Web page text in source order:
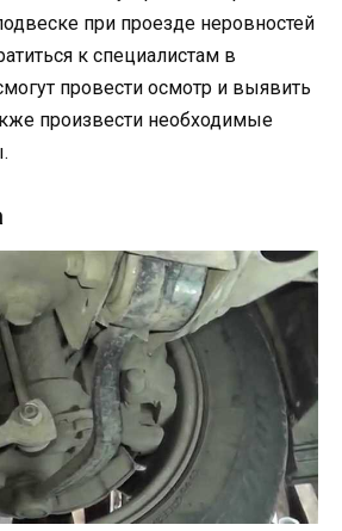
при проезде неровностей
к специалистам в
провести осмотр и выявить
произвести необходимые